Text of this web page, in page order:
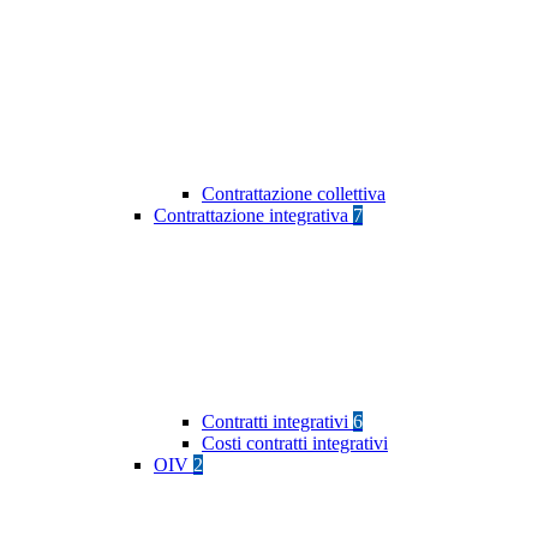
Contrattazione collettiva
Contrattazione integrativa 7
Contratti integrativi 6
Costi contratti integrativi
OIV 2